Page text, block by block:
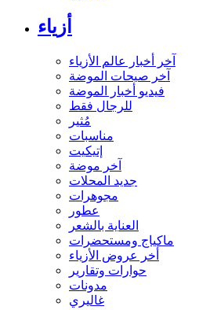
أزياء
آخر أخبار عالم الأزياء
آخر صيحات الموضة
فيديو أخبار الموضة
للرجال فقط
مُثير
مناسبات
إتيكيت
آخر موضة
جديد المحلات
مجوهرات
عطور
العناية بالشعر
ماكياج ومستحضرات
أخر عروض الأزياء
حوارات وتقارير
مدونات
غاليري